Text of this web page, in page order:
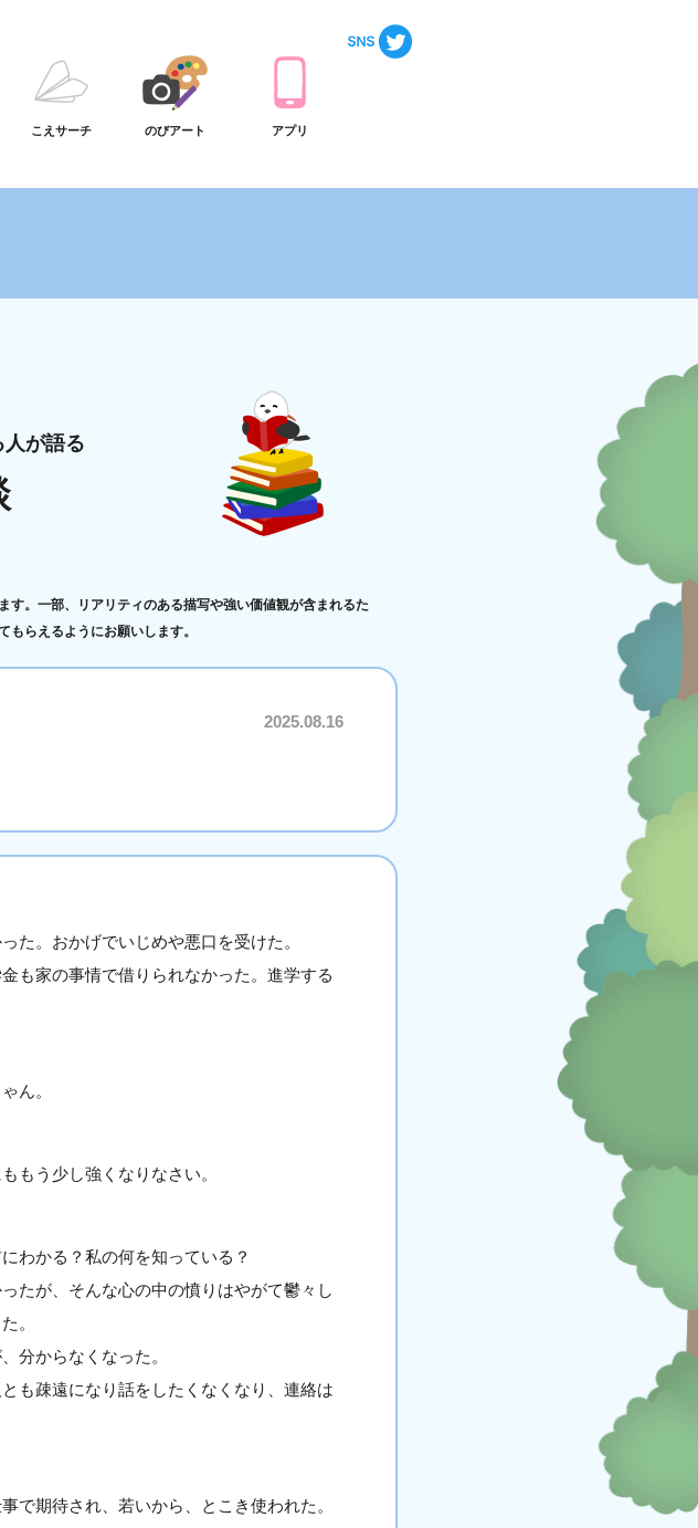
こえサーチ のびアート アプリ
が語る
。一部、リアリティのある描写や強い価値観が含まれるた
らえるようにお願いします。
2025.08.16
た。おかげでいじめや悪口を受けた。
も家の事情で借りられなかった。進学する
ん。
もう少し強くなりなさい。
わかる？私の何を知っている？
たが、そんな心の中の憤りはやがて鬱々し
。
分からなくなった。
も疎遠になり話をしたくなくなり、連絡は
で期待され、若いから、とこき使われた。